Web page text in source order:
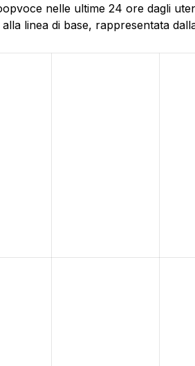
nelle ultime 24 ore dagli
linea di base, rappresentata